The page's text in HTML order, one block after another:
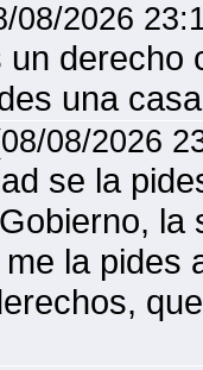
08/2026
un derecho
una
08/2026
se la
la
la pides